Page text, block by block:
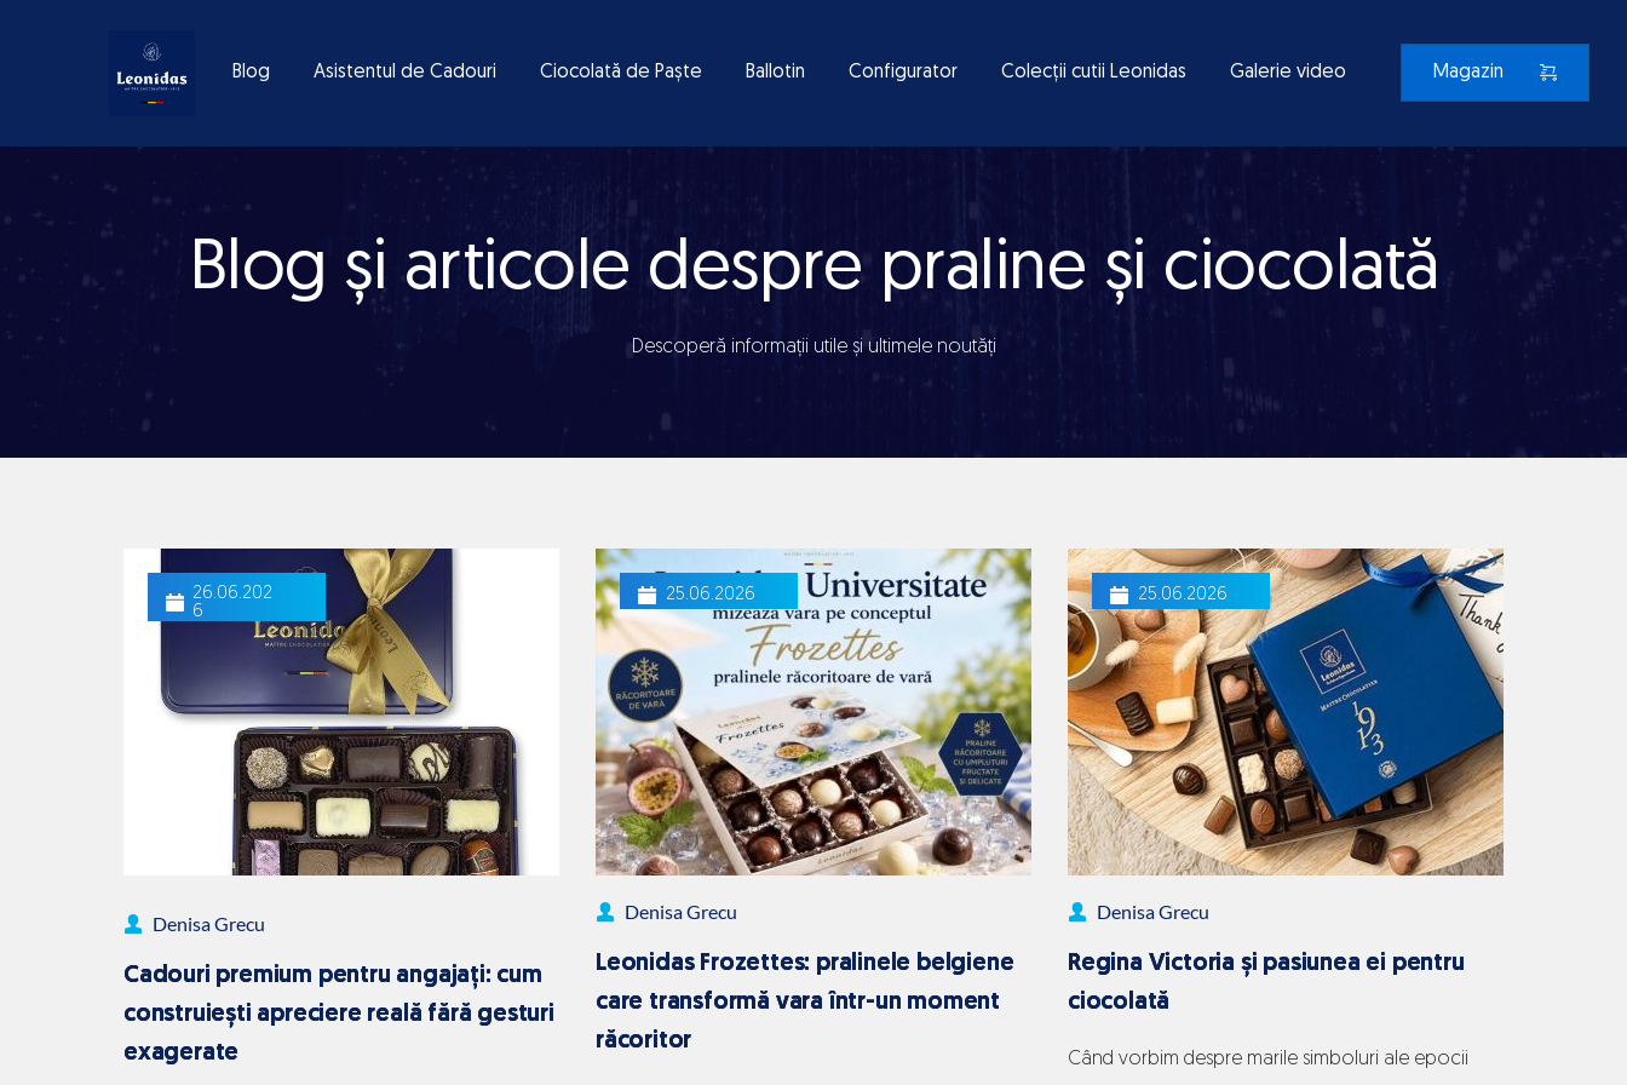
Blog Asistentul de Cadouri Ciocolată de Paște Ballotin Configurator Colecții cutii Leonidas Galerie video Magazin
Blog și articole despre praline și ciocolată
Descoperă informații utile și ultimele noutăți
26.06.202
6
Denisa Grecu
Cadouri premium pentru angajați: cum
construiești apreciere reală fără gesturi
exagerate
25.06.2026
Denisa Grecu
Leonidas Frozettes: pralinele belgiene
care transformă vara într-un moment
răcoritor
25.06.2026
Denisa Grecu
Regina Victoria și pasiunea ei pentru
ciocolată
Când vorbim despre marile simboluri ale epocii